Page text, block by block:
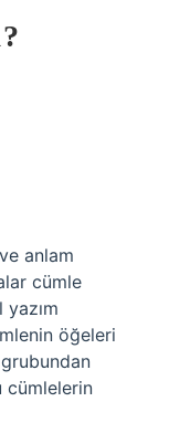
anlam
cümle
öğeleri
cümlelerin